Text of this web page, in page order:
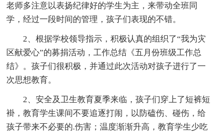
老师多注意以表扬纪律好的学生为主，来带动全班同
学，经过一段时间的管理，孩子们表现的不错。
2、根据学校领导指示，积极认真的组织了“我为灾
区献爱心”的募捐活动，工作总结《五月份班级工作总
结》。孩子们很积极，并通过此次活动对孩子进行了一
次思想教育。
2、安全及卫生教育夏季来临，孩子们穿上了短裤短
褂，教育学生课间不要追逐打闹，以防磕伤、碰伤，给
孩子带来不必要的.伤害；温度渐渐升高，教育学生少吃